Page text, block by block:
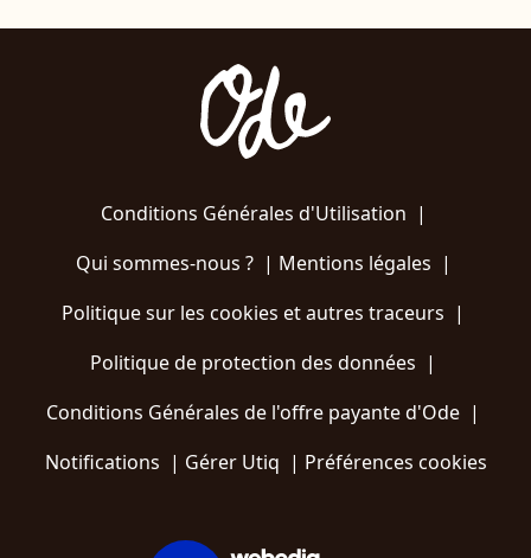
Conditions Générales d'Utilisation |
Qui sommes-nous ?| Mentions légales |
Politique sur les cookies et autres traceurs |
Politique de protection des données |
Conditions Générales de l'offre payante d'Ode |
Notifications | Gérer Utiq | Préférences cookies